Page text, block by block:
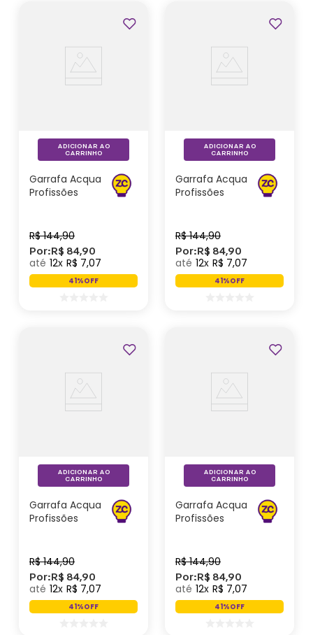
Garrafa Acqua
Profissões
R$ 144,90
Por:R$ 84,90
12 R$ 7,07
41%OFF
ADICIONAR AO
CARRINHO
Garrafa Acqua
Profissões
R$ 144,90
Por:R$ 84,90
12 R$ 7,07
41%OFF
ADICIONAR AO
CARRINHO
Garrafa Acqua
Profissões
R$ 144,90
Por:R$ 84,90
12 R$ 7,07
41%OFF
ADICIONAR AO
CARRINHO
Garrafa Acqua
Profissões
R$ 144,90
Por:R$ 84,90
12 R$ 7,07
41%OFF
ADICIONAR AO
CARRINHO